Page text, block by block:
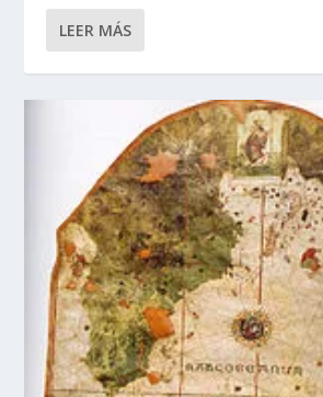
LEER MÁS